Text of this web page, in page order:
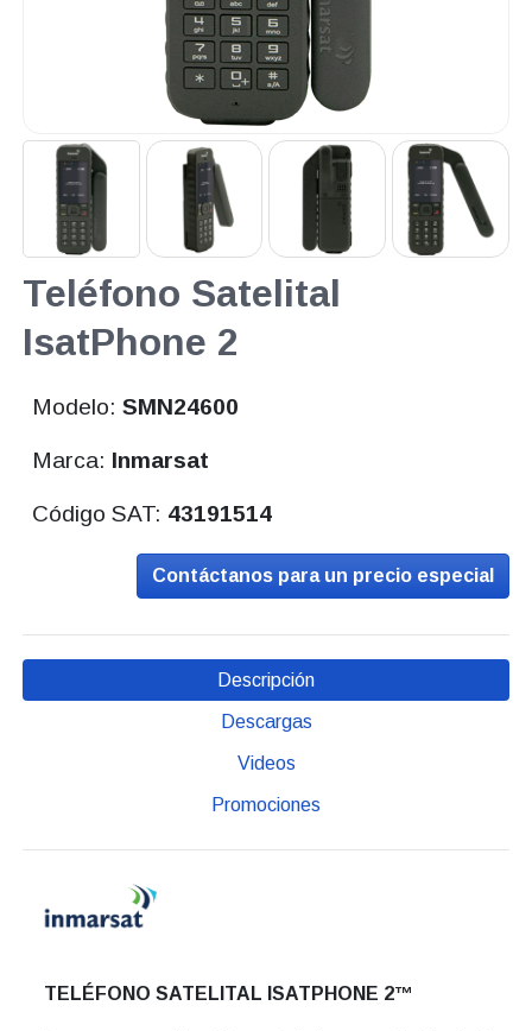
Teléfono Satelital
IsatPhone 2
Modelo:SMN24600
Marca: Inmarsat
Código SAT: 43191514
Contáctanos para un precio especial
Descripción
Descargas
Videos
Promociones
TELÉFONO SATELITAL ISATPHONE 2™